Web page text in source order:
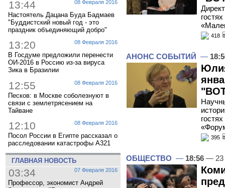
08 Февраля 2016
13:44
Настоятель Дацана Буда Бадмаев
"Буддистский новый год - это
праздник объединяющий добро"
08 Февраля 2016
13:20
В Госдуме предложили перенести
ОИ-2016 в Россию из-за вируса
Зика в Бразилии
08 Февраля 2016
12:55
Песков: в Москве соболезнуют в
связи с землетрясением на
Тайване
08 Февраля 2016
12:10
Посол России в Египте рассказал о
расследовании катастрофы A321
ГЛАВНАЯ НОВОСТЬ
07 Февраля 2016
03:34
Профессор, экономист Андрей
418
АНОНС СОБЫТИЙ —
395
ОБЩЕСТВО — 18:56 — 23